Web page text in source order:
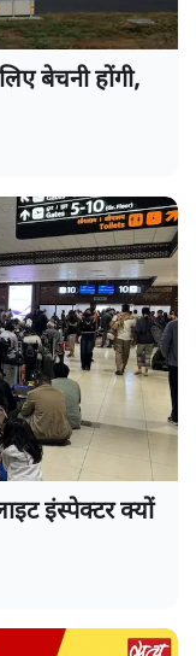
बेचनी होंगी,
इंस्पेक्टर क्यों